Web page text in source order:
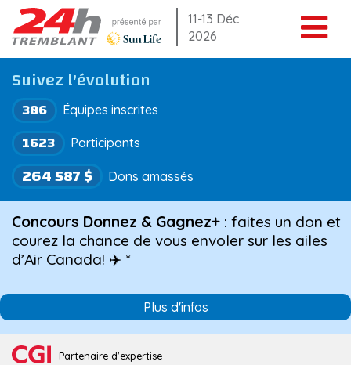
Aller
au
contenu
11-13 Déc
2026
Suivez l'évolution
386 Équipes inscrites
264 587 $ Dons amassés
1623 Participants
Concours Donnez & Gagnez+ : faites un don et
courez la chance de vous envoler sur les ailes
d’Air Canada! ✈️ *
Plus d'infos
Partenaire d'expertise